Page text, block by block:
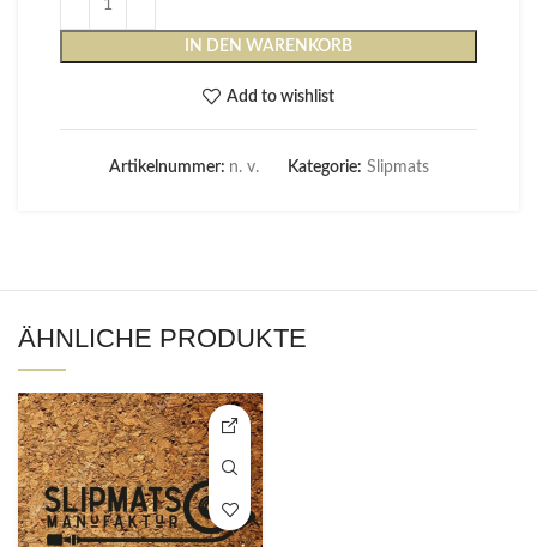
IN DEN WARENKORB
Add to wishlist
Artikelnummer: n. v. Kategorie: Slipmats
ÄHNLICHE PRODUKTE